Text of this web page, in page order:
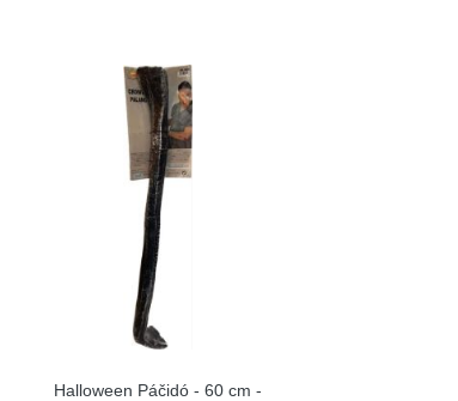
Halloween Páčidó - 60 cm -